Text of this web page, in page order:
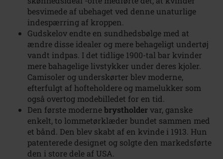
besvimede af ubehaget ved denne unaturlige
indespærring af kroppen.
Gudskelov endte en sundhedsbølge med at
ændre disse idealer og mere behageligt undertøj
vandt indpas. I det tidlige 1900-tal bar kvinder
mere bahagelige livstykker under deres kjoler.
Camisoler og underskørter blev moderne,
efterfulgt af hofteholdere og mamelukker som
også overtog modebilledet for en tid.
Den første modernebrystholdervar, ganske
enkelt, to lommetørklæder bundet sammen med
et bånd. Den blev skabt af en kvinde i 1913. Hun
patenterede designet og solgte den markedsførte
den i store dele af USA.